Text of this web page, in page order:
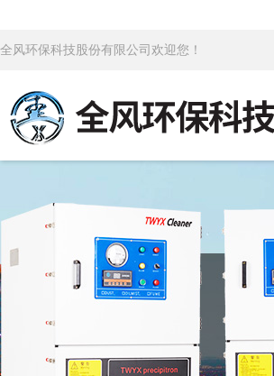
全风环保科技股份有限公司欢迎您！